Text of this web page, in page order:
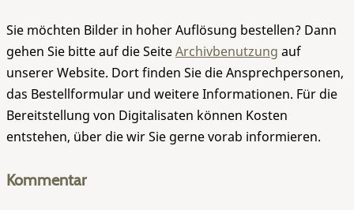
Sie möchten Bilder in hoher Auflösung bestellen? Dann
gehen Sie bitte auf die SeiteArchivbenutzung auf
unserer Website. Dort finden Sie die Ansprechpersonen,
das Bestellformular und weitere Informationen. Für die
Bereitstellung von Digitalisaten können Kosten
entstehen, über die wir Sie gerne vorab informieren.
Kommentar